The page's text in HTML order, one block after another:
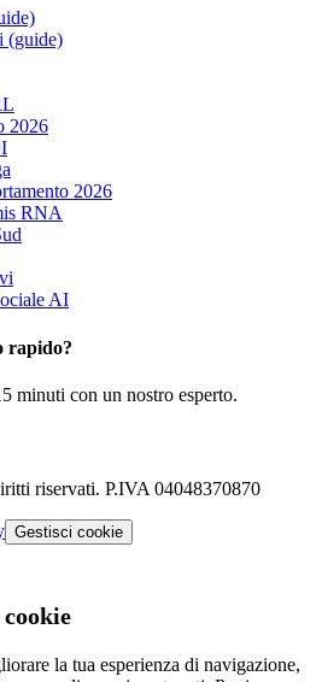
(guide)
2026
2026
RNA
AI
rapido?
minuti con un nostro esperto.
riservati. P.IVA 04048370870
Gestisci cookie
la tua esperienza di navigazione,